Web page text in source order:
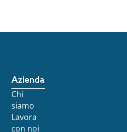
Azienda
Chi
siamo
Lavora
con noi